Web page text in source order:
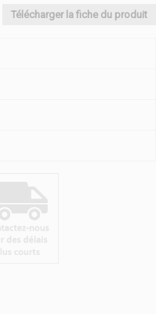
Télécharger la fiche du produit